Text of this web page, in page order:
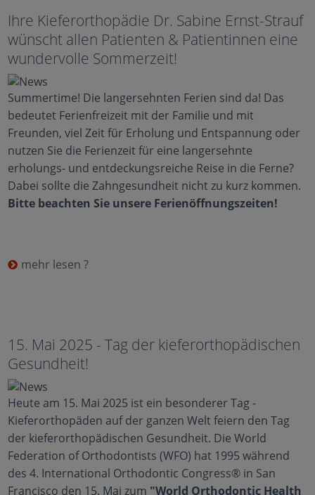
Ihre Kieferorthopädie Dr. Sabine Ernst-Strauf
wünscht allen Patienten & Patientinnen eine
wundervolle Sommerzeit!
Summertime! Die langersehnten Ferien sind da! Das
bedeutet Ferienfreizeit mit der Familie und mit
Freunden, viel Zeit für Erholung und Entspannung oder
nutzen Sie die Ferienzeit für eine langersehnte
erholungs- und entdeckungsreiche Reise in die Ferne?
Dabei sollte die Zahngesundheit nicht zu kurz kommen.
Bitte beachten Sie unsere Ferienöffnungszeiten!
mehr lesen ?
15. Mai 2025 - Tag der kieferorthopädischen
Gesundheit!
Heute am 15. Mai 2025 ist ein besonderer Tag -
Kieferorthopäden auf der ganzen Welt feiern den Tag
der kieferorthopädischen Gesundheit. Die World
Federation of Orthodontists (WFO) hat 1995 während
des 4. International Orthodontic Congress® in San
Francisco den 15. Mai zum "World Orthodontic Health